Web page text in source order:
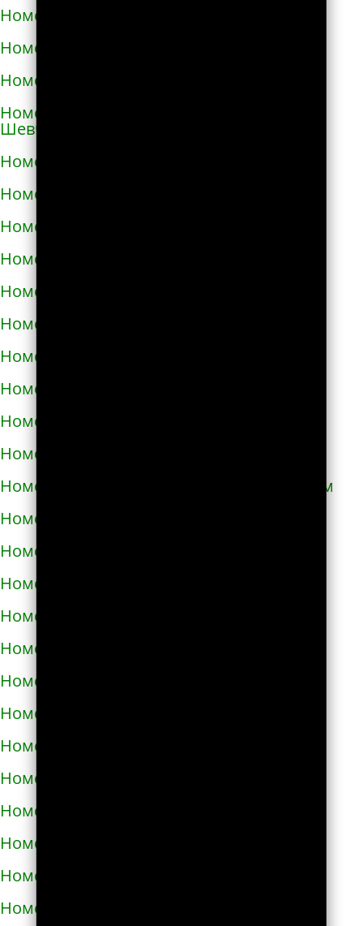
Номера телефонов такси в Конотопе
Номера телефонов такси в Коростене
Номера телефонов такси в Коростышеве
Номера телефонов такси в Корсунь-
Шевченковском
Номера телефонов такси в Корюковке
Номера телефонов такси в Костополе
Номера телефонов такси в Котельве
Номера телефонов такси в Коцюбинском
Номера телефонов такси в Красилове
Номера телефонов такси в Краснограде
Номера телефонов такси в Кременце
Номера телефонов такси в Кременчуге
Номера телефонов такси в Кривом Роге
Номера телефонов такси в Кролевце
Номера телефонов такси в Кропивницком
Номера телефонов такси в Купянске
Номера телефонов такси в Ладыжине
Номера телефонов такси в Лозовой
Номера телефонов такси в Лохвице
Номера телефонов такси в Лубнах
Номера телефонов такси в Луцке
Номера телефонов такси во Львове
Номера телефонов такси в Люботине
Номера телефонов такси в Малой Виске
Номера телефонов такси в Малине
Номера телефонов такси в Марганце
Номера телефонов такси в Мелитополе
Номера телефонов такси в Мене